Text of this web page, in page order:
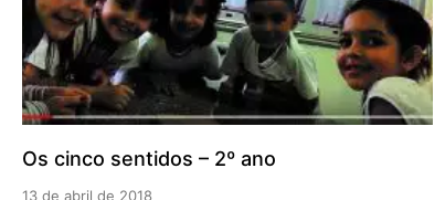
Os cinco sentidos – 2º ano
13 de abril de 2018